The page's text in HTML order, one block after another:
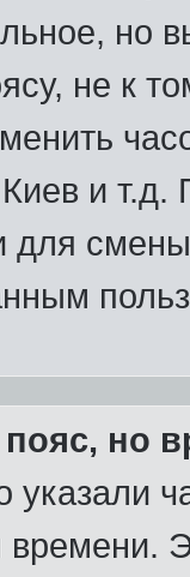
но
не к
и
для
но